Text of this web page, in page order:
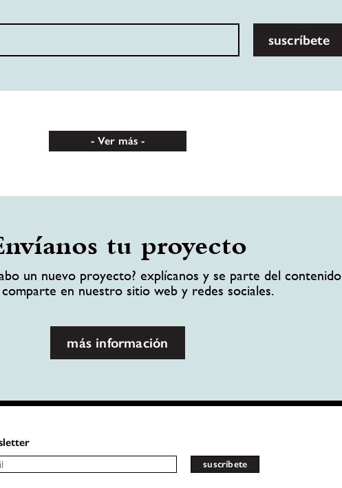
suscríbete
Ver más
tu proyecto
un nuevo proyecto? explícanos y se parte del contenido
en nuestro sitio web y redes sociales.
más información
suscríbete